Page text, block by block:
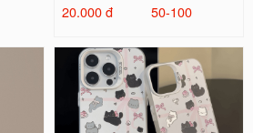
20.000 đ
50-100